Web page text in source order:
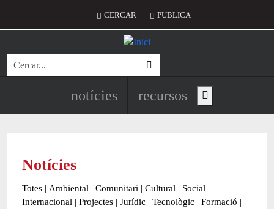
Menú del compte d'usuari
CERCAR PUBLICA
Cerca
Navegació principal de
notícies recursos Show main menu
Notícies
Totes | Ambiental | Comunitari | Cultural | Social |
Internacional | Projectes | Jurídic | Tecnològic | Formació |